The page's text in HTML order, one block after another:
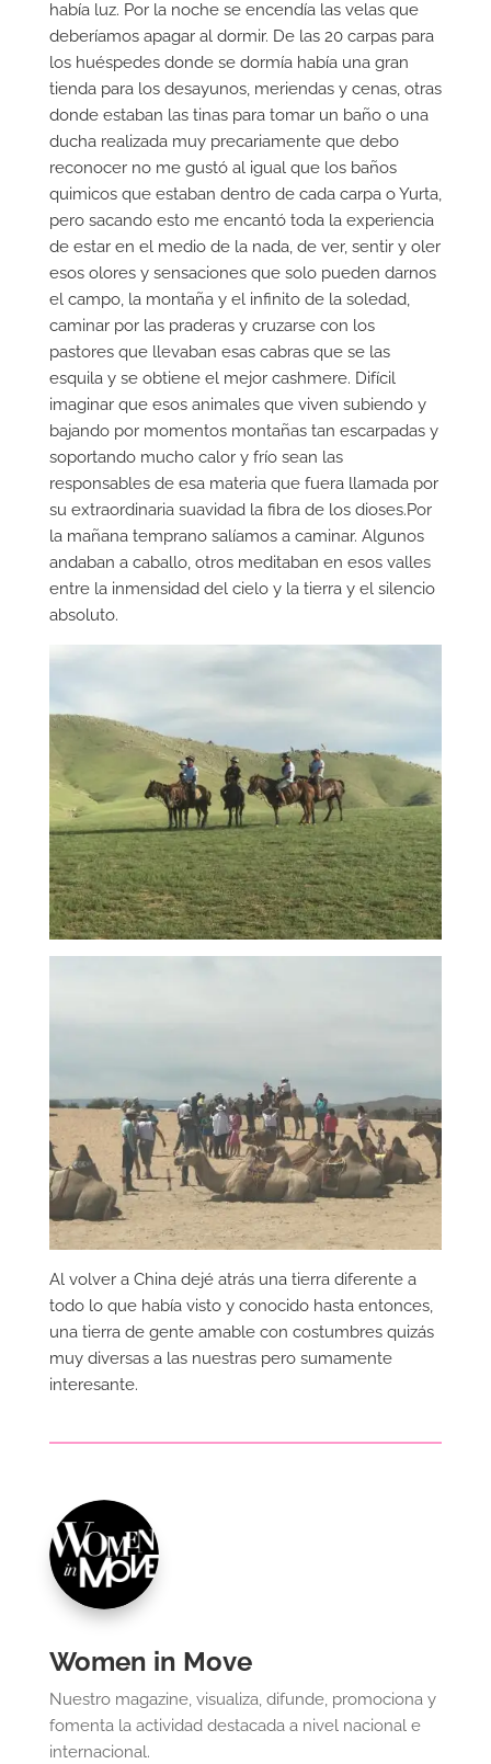
había luz. Por la noche se encendía las velas que
deberíamos apagar al dormir. De las 20 carpas para
los huéspedes donde se dormía había una gran
tienda para los desayunos, meriendas y cenas, otras
donde estaban las tinas para tomar un baño o una
ducha realizada muy precariamente que debo
reconocer no me gustó al igual que los baños
quimicos que estaban dentro de cada carpa o Yurta,
pero sacando esto me encantó toda la experiencia
de estar en el medio de la nada, de ver, sentir y oler
esos olores y sensaciones que solo pueden darnos
el campo, la montaña y el infinito de la soledad,
caminar por las praderas y cruzarse con los
pastores que llevaban esas cabras que se las
esquila y se obtiene el mejor cashmere. Difícil
imaginar que esos animales que viven subiendo y
bajando por momentos montañas tan escarpadas y
soportando mucho calor y frío sean las
responsables de esa materia que fuera llamada por
su extraordinaria suavidad la fibra de los dioses.Por
la mañana temprano salíamos a caminar. Algunos
andaban a caballo, otros meditaban en esos valles
entre la inmensidad del cielo y la tierra y el silencio
absoluto.
Al volver a China dejé atrás una tierra diferente a
todo lo que había visto y conocido hasta entonces,
una tierra de gente amable con costumbres quizás
muy diversas a las nuestras pero sumamente
interesante.
Women in Move
Nuestro magazine, visualiza, difunde, promociona y
fomenta la actividad destacada a nivel nacional e
internacional.